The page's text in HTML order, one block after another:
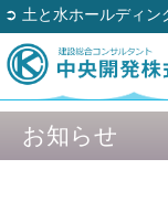
➲ 土と水ホールディン
お知らせ